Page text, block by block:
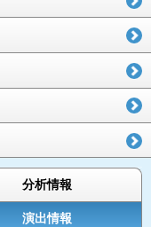
分析情報
演出情報